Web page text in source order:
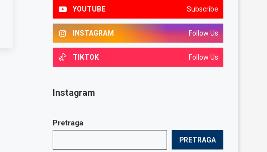
YOUTUBE Subscribe
INSTAGRAM Follow Us
TIKTOK Follow Us
Instagram
Pretraga
PRETRAGA